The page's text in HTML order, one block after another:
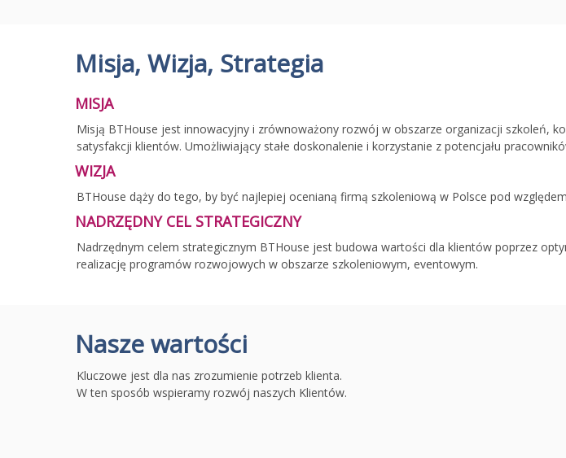
Misja, Wizja, Strategia
MISJA
Misją BTHouse jest innowacyjny i zrównoważony rozwój w obszarze organizacji szkoleń,
satysfakcji klientów. Umożliwiający stałe doskonalenie i korzystanie z potencjału
WIZJA
BTHouse dąży do tego, by być najlepiej ocenianą firmą szkoleniową w Polsce pod
NADRZĘDNY CEL STRATEGICZNY
Nadrzędnym celem strategicznym BTHouse jest budowa wartości dla klientów poprzez
realizację programów rozwojowych w obszarze szkoleniowym, eventowym.
Nasze wartości
Kluczowe jest dla nas zrozumienie potrzeb klienta.
W ten sposób wspieramy rozwój naszych Klientów.